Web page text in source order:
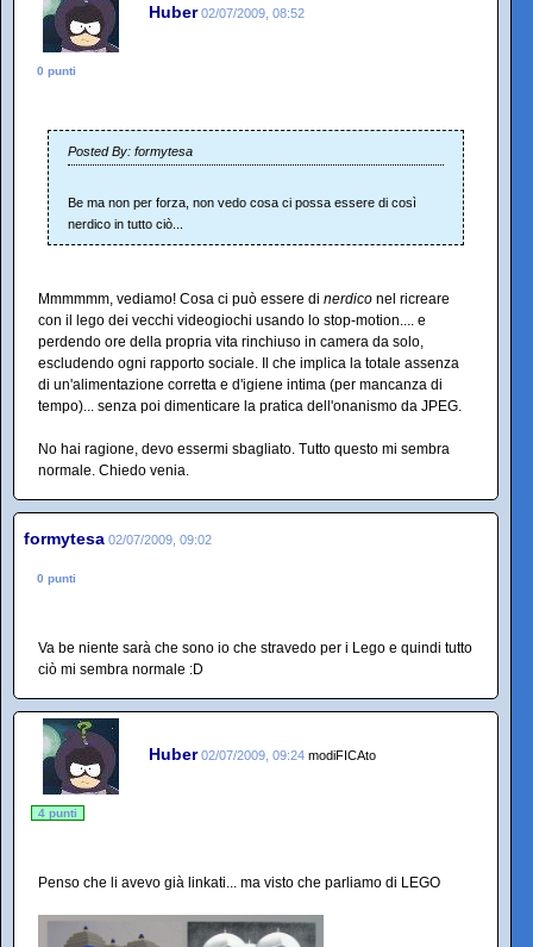
Huber 02/07/2009, 08:52
0 punti
Posted By: formytesa
Be ma non per forza, non vedo cosa ci possa essere di così
nerdico in tutto ciò...
Mmmmmm, vediamo! Cosa ci può essere di nerdico nel ricreare
con il lego dei vecchi videogiochi usando lo stop-motion.... e
perdendo ore della propria vita rinchiuso in camera da solo,
escludendo ogni rapporto sociale. Il che implica la totale assenza
di un'alimentazione corretta e d'igiene intima (per mancanza di
tempo)... senza poi dimenticare la pratica dell'onanismo da JPEG.
No hai ragione, devo essermi sbagliato. Tutto questo mi sembra
normale. Chiedo venia.
formytesa 02/07/2009, 09:02
0 punti
Va be niente sarà che sono io che stravedo per i Lego e quindi tutto
ciò mi sembra normale :D
Huber 02/07/2009, 09:24 modiFICAto
4 punti
Penso che li avevo già linkati... ma visto che parliamo di LEGO